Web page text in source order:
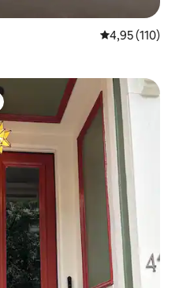
Évaluation
4,95 (110)
appréciés